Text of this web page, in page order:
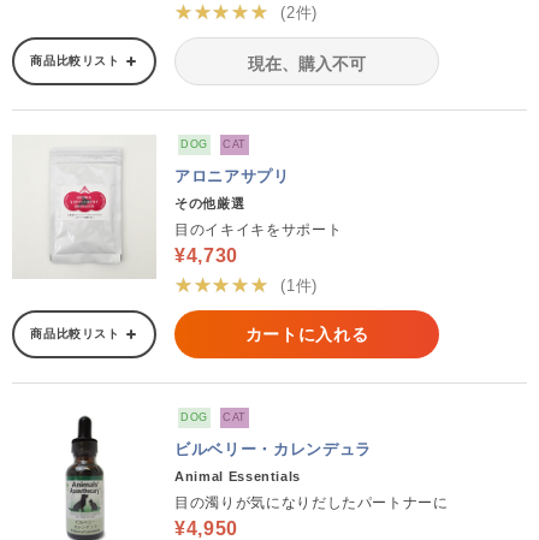
★★★★★
(2件)
商品比較リスト 現在、購入不可
DOG CAT
アロニアサプリ
その他厳選
目のイキイキをサポート
¥4,730
★★★★★
(1件)
商品比較リスト カートに入れる
DOG CAT
ビルベリー・カレンデュラ
Animal Essentials
目の濁りが気になりだしたパートナーに
¥4,950